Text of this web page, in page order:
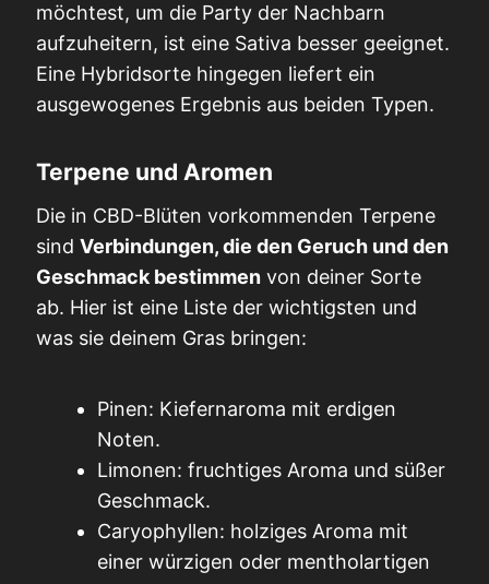
möchtest, um die Party der Nachbarn
aufzuheitern, ist eine Sativa besser geeignet.
Eine Hybridsorte hingegen liefert ein
ausgewogenes Ergebnis aus beiden Typen.
Terpene und Aromen
Die in CBD-Blüten vorkommenden Terpene
sind Verbindungen, die den Geruch und den
Geschmack bestimmen von deiner Sorte
ab. Hier ist eine Liste der wichtigsten und
was sie deinem Gras bringen:
Pinen: Kiefernaroma mit erdigen
Noten.
Limonen: fruchtiges Aroma und süßer
Geschmack.
Caryophyllen: holziges Aroma mit
einer würzigen oder mentholartigen